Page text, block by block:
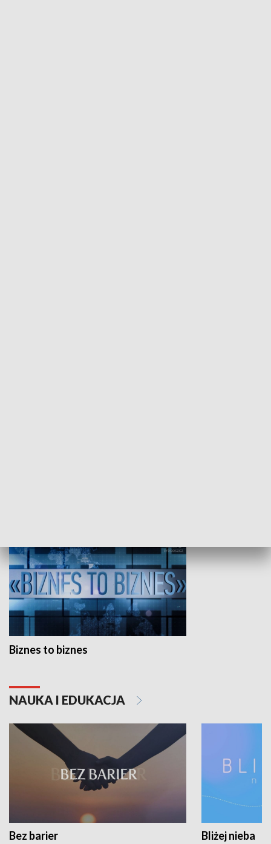
Biznes to biznes
NAUKA I EDUKACJA
Bez barier Bliżej nieba